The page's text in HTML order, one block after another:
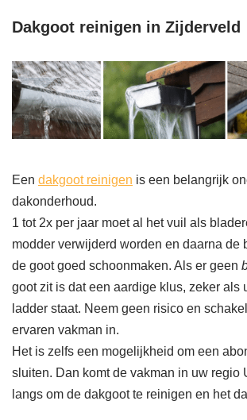
Dakgoot reinigen in Zijderveld
Een dakgoot reinigen is een belangrijk
dakonderhoud.
1 tot 2x per jaar moet al het vuil als
modder verwijderd worden en daarna de
de goot goed schoonmaken. Als er geen
goot zit is dat een aardige klus, zeker als
ladder staat. Neem geen risico en
ervaren vakman in.
Het is zelfs een mogelijkheid om een
sluiten. Dan komt de vakman in uw regio
langs om de dakgoot te reinigen en het